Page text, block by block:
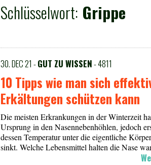
Schlüsselwort: Grippe
30. DEC 21 -GUT ZU WISSEN- 4811
10 Tipps wie man sich
Erkältungen schützen kann
Die meisten Erkrankungen in der Winterzeit
Ursprung in den Nasennebenhöhlen, jedoch
dessen Temperatur unter die eigentliche
sinkt. Welche Lebensmittel halten die Nase